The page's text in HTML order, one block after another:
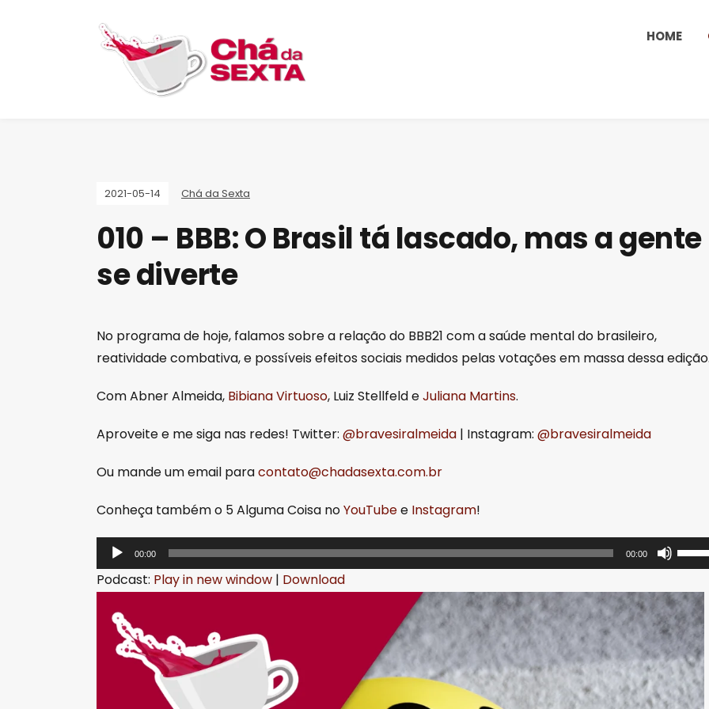
HOME
2021-05-14 Chá da Sexta
010 – BBB: O Brasil tá lascado, mas a gente
se diverte
No programa de hoje, falamos sobre a relação do BBB21 com a saúde mental do brasileiro,
reatividade combativa, e possíveis efeitos sociais medidos pelas votações em massa dessa edição.
Com Abner Almeida, Bibiana Virtuoso, Luiz Stellfeld eJuliana Martins.
Aproveite e me siga nas redes! Twitter: @bravesiralmeida | Instagram: @bravesiralmeida
Ou mande um email paracontato@chadasexta.com.br
Conheça também o 5 Alguma Coisa noYouTubee Instagram!
o
c
00:00 00:00
U
s
e
a
s
e
t
Podcast: Play in new window | Download